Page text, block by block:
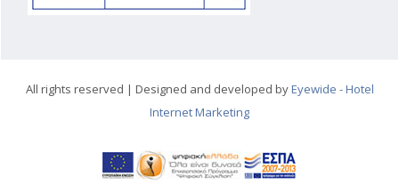
All rights reserved | Designed and developed byEyewide - Hotel
Internet Marketing